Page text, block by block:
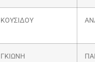
ΚΟΥΣΙΔΟΥ
ΓΚΙΩΝΗ